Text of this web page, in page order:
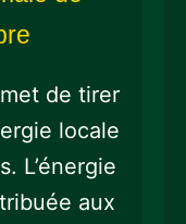
de tirer
locale
L’énergie
aux